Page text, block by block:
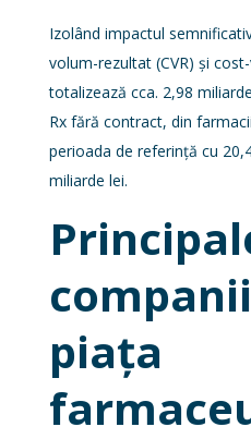
Izolând impactul
volum-rezultat (CVR) și
totalizează cca. 2,98
Rx fără contract, din
perioada de referință cu
miliarde lei.
piața